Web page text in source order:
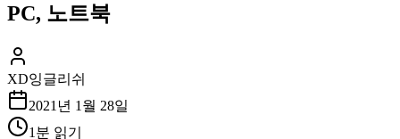
PC, 노트북
XD잉글리쉬
2021년 1월 28일
1 분 읽기